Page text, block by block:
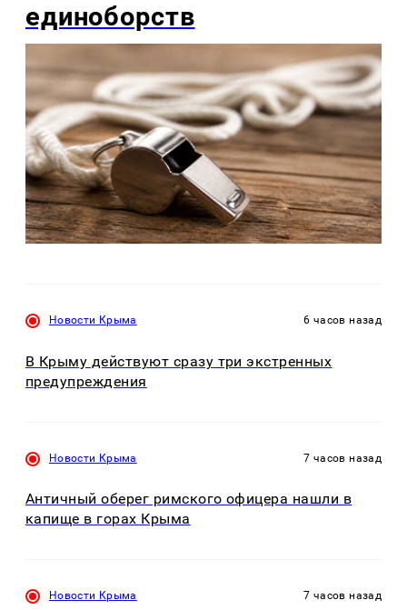
единоборств
Новости Крыма 6 часов назад
В Крыму действуют сразу три экстренных
предупреждения
Новости Крыма 7 часов назад
Античный оберег римского офицера нашли в
капище в горах Крыма
Новости Крыма 7 часов назад